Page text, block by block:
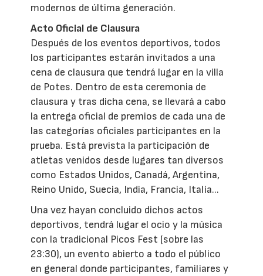
modernos de última generación.
Acto Oficial de Clausura
Después de los eventos deportivos, todos
los participantes estarán invitados a una
cena de clausura que tendrá lugar en la villa
de Potes. Dentro de esta ceremonia de
clausura y tras dicha cena, se llevará a cabo
la entrega oficial de premios de cada una de
las categorías oficiales participantes en la
prueba. Está prevista la participación de
atletas venidos desde lugares tan diversos
como Estados Unidos, Canadá, Argentina,
Reino Unido, Suecia, India, Francia, Italia...
Una vez hayan concluido dichos actos
deportivos, tendrá lugar el ocio y la música
con la tradicional Picos Fest (sobre las
23:30), un evento abierto a todo el público
en general donde participantes, familiares y